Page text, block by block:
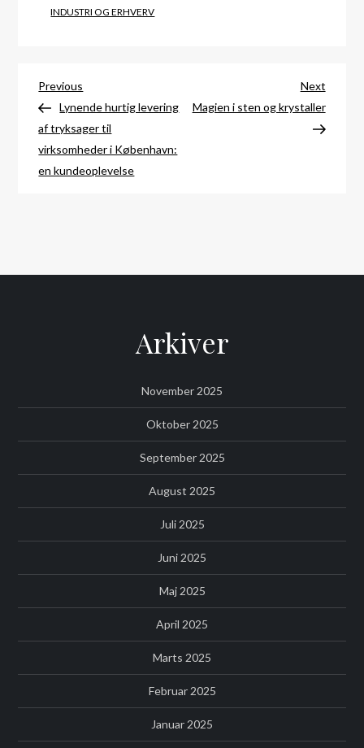
INDUSTRI OG ERHVERV
Indlægsnavigation
Previous
Post
Previous
Lynende hurtig levering
af tryksager til
virksomheder i København:
en kundeoplevelse
Next
Post
Next
Magien i sten og krystaller
Arkiver
November 2025
Oktober 2025
September 2025
August 2025
Juli 2025
Juni 2025
Maj 2025
April 2025
Marts 2025
Februar 2025
Januar 2025